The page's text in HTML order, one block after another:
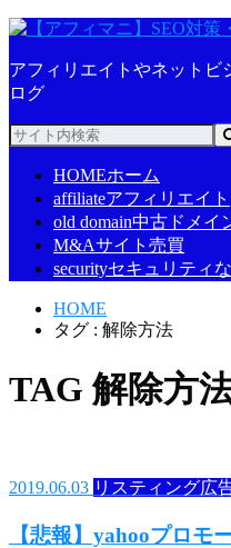
アフィリエイトやネットビ
ログ
HOMEホーム
affiliateアフィリエイト
old domain中古ドメイ
M&Aサイト売買
securityセキュリティ
HOME
タグ : 解除方法
TAG 解除方
2019.06.03 リスティング広
【悲報】yahooプロモ